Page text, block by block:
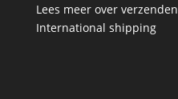
Lees meer over verzenden
International shipping